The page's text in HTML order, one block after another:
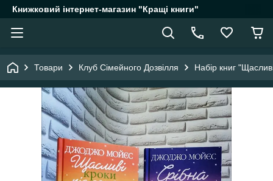
Книжковий інтернет-магазин "Кращі книги"
Товари Клуб Сімейного Дозвілля Набір книг